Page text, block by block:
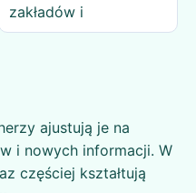
zakładów i
ajustują je na
i nowych informacji. W
częściej kształtują